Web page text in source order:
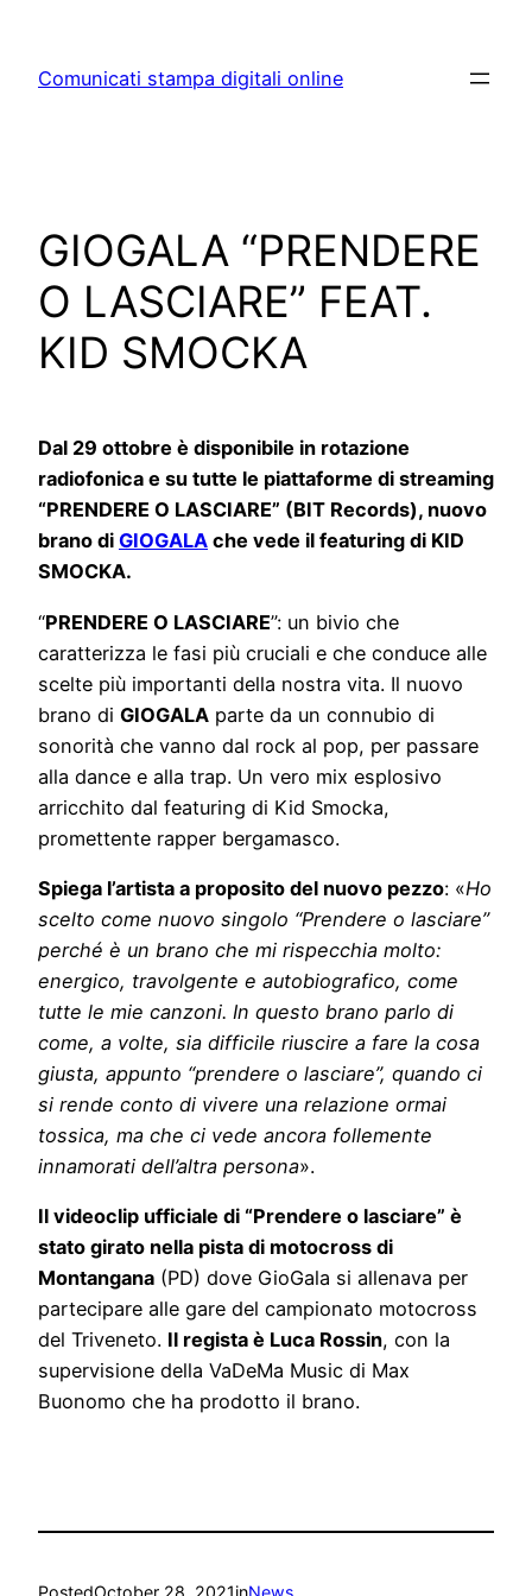
content
Comunicati stampa digitali online
GIOGALA “PRENDERE
O LASCIARE” FEAT.
KID SMOCKA
Dal 29 ottobre è disponibile in rotazione
radiofonica e su tutte le piattaforme di streaming
“PRENDERE O LASCIARE” (BIT Records), nuovo
brano di GIOGALA che vede il featuring di KID
SMOCKA.
“PRENDERE O LASCIARE”: un bivio che
caratterizza le fasi più cruciali e che conduce alle
scelte più importanti della nostra vita. Il nuovo
brano di GIOGALA parte da un connubio di
sonorità che vanno dal rock al pop, per passare
alla dance e alla trap. Un vero mix esplosivo
arricchito dal featuring di Kid Smocka,
promettente rapper bergamasco.
Spiega l’artista a proposito del nuovo pezzo: «Ho
scelto come nuovo singolo “Prendere o lasciare”
perché è un brano che mi rispecchia molto:
energico, travolgente e autobiografico, come
tutte le mie canzoni. In questo brano parlo di
come, a volte, sia difficile riuscire a fare la cosa
giusta, appunto “prendere o lasciare”, quando ci
si rende conto di vivere una relazione ormai
tossica, ma che ci vede ancora follemente
innamorati dell’altra persona».
Il videoclip ufficiale di “Prendere o lasciare” è
stato girato nella pista di motocross di
Montangana (PD) dove GioGala si allenava per
partecipare alle gare del campionato motocross
del Triveneto. Il regista è Luca Rossin, con la
supervisione della VaDeMa Music di Max
Buonomo che ha prodotto il brano.
PostedOctober 28, 2021inNews